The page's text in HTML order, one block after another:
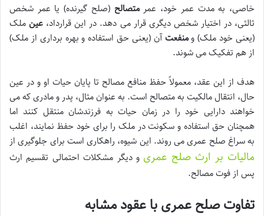
خاصی، به مدت عمر خود، عمرمتصالح (صلح گیرنده) یا عمر شخص
ثالثی، در اختیار شخص دیگری قرار می دهد. در این قرارداد، عینملک
(یعنی خود ملک) ومنفعتآن (یعنی حق استفاده و بهره برداری از ملک)
از هم تفکیک می شوند.
هدف از این عقد، معمولاً حفظ منافع مصالح تا پایان حیات او و در عین
حال، انتقال مالکیت به متصالح است. به عنوان مثال، پدر و مادری که می
خواهند دارایی خود را در زمان حیات به فرزندشان منتقل کنند اما
همچنان حق استفاده و سکونت در ملک را برای خود حفظ نمایند، اغلب
به سراغ صلح عمری می روند. این شیوه، راهکاری است برای جلوگیری از
مالیات بر ارث صلح عمری و دیگر مشکلات احتمالی تقسیم ارث
پس از فوت مصالح.
تفاوت صلح عمری با عقود مشابه